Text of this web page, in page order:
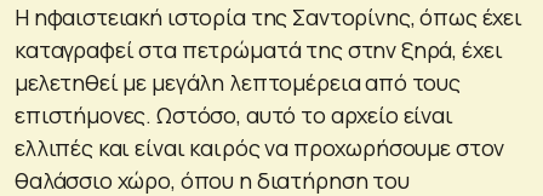
Η ηφαιστειακή ιστορία της Σαντορίνης, όπως έχει
καταγραφεί στα πετρώματά της στην ξηρά, έχει
μελετηθεί με μεγάλη λεπτομέρεια από τους
επιστήμονες. Ωστόσο, αυτό το αρχείο είναι
ελλιπές και είναι καιρός να προχωρήσουμε στον
θαλάσσιο χώρο, όπου η διατήρηση του